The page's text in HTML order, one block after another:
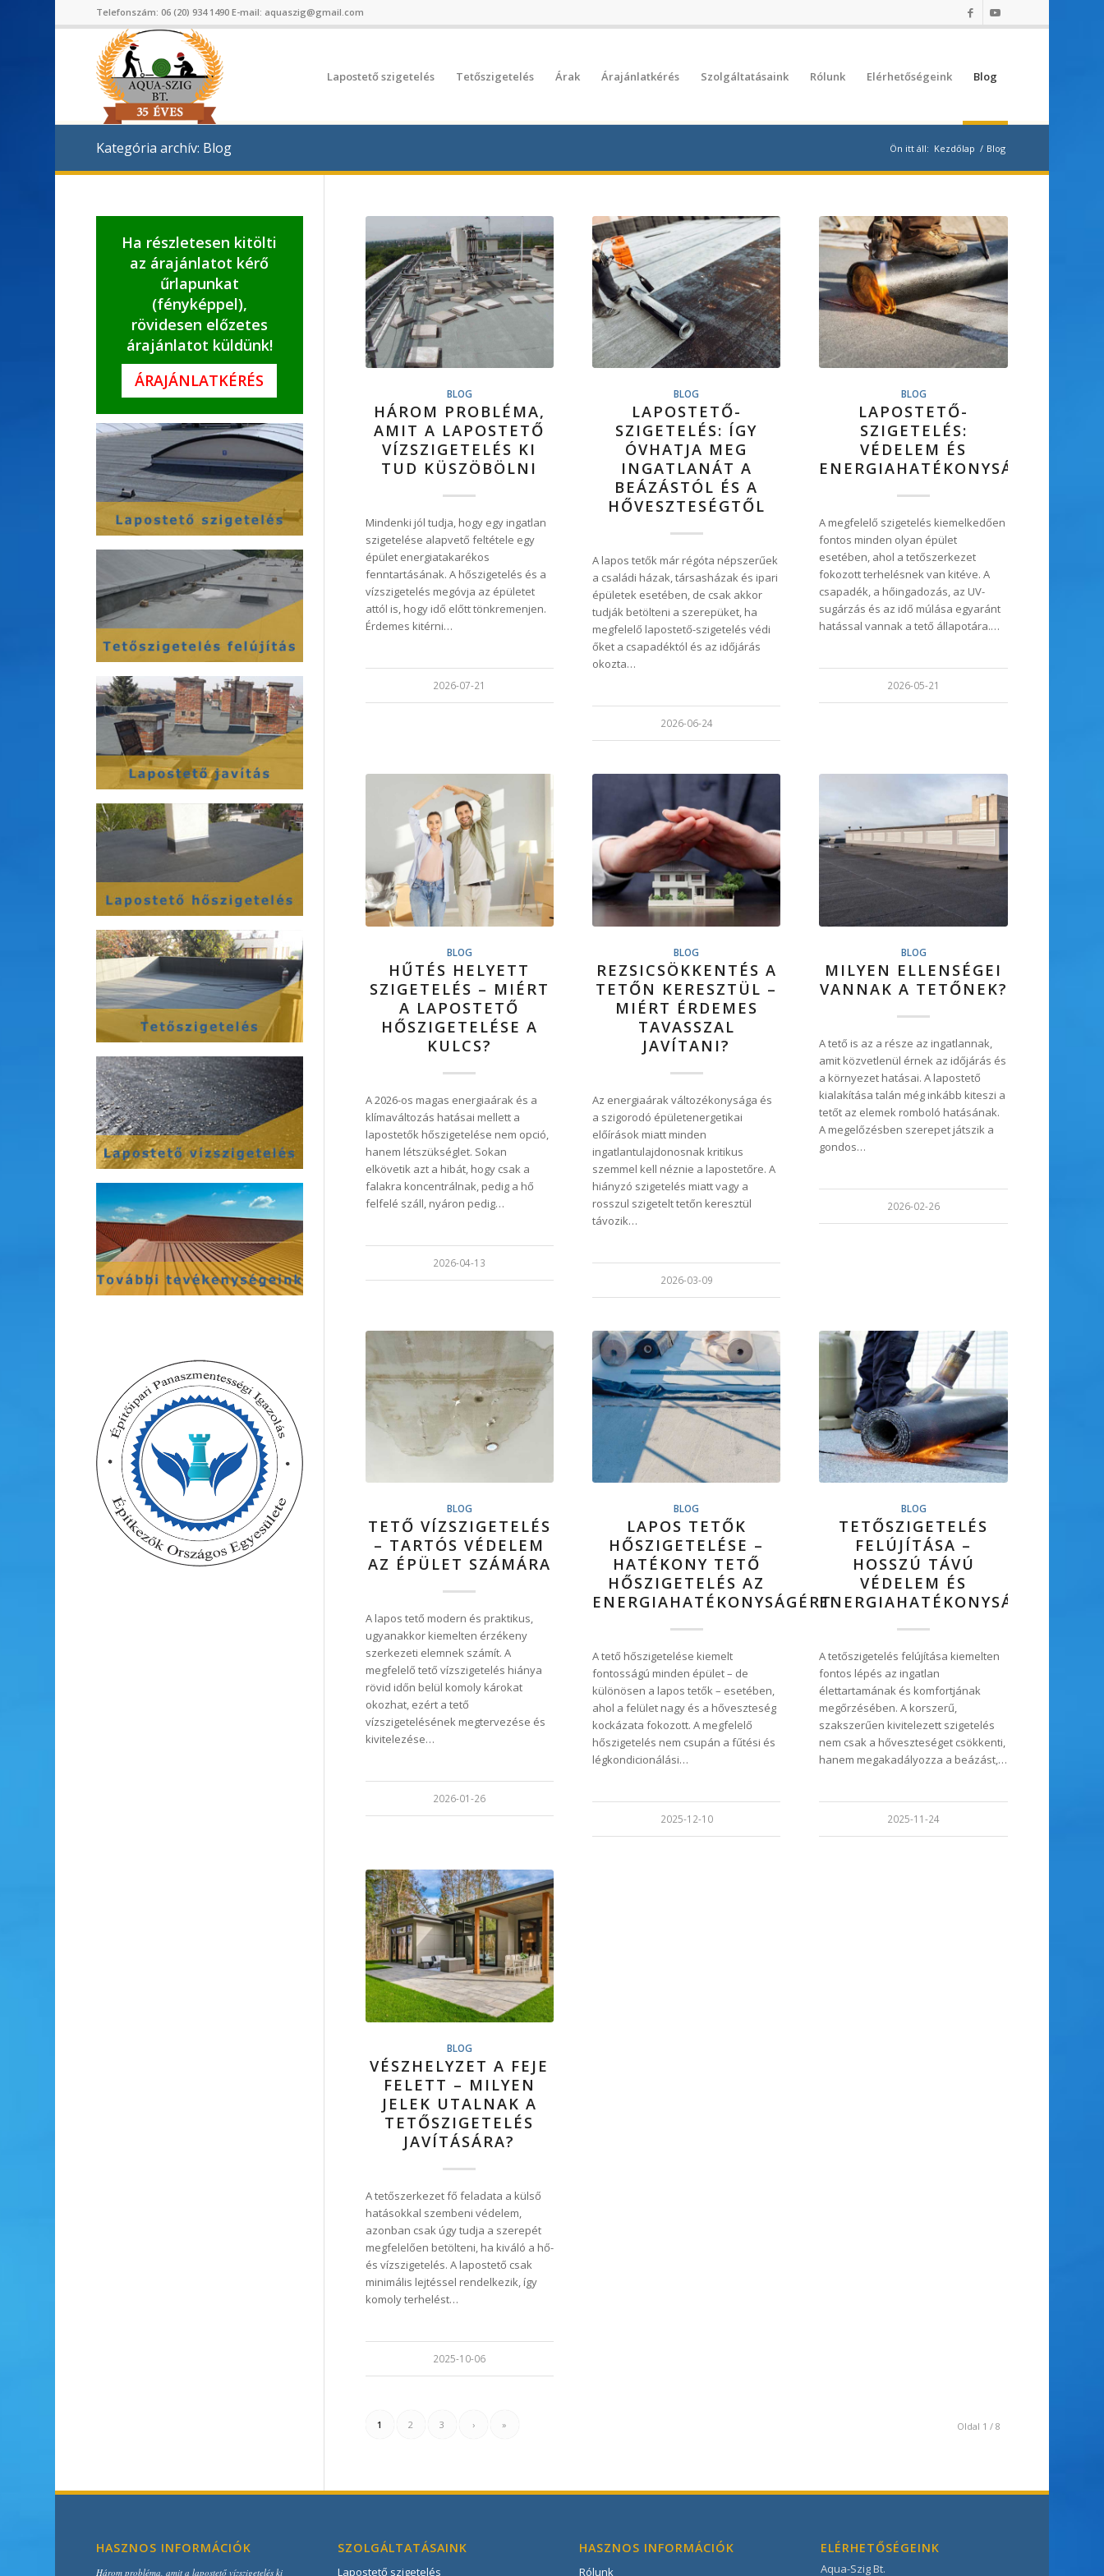
Telefonszám:06 (20) 934 1490 E-mail: aquaszig@gmail.com
Lapostető szigetelés Tetőszigetelés Árak Árajánlatkérés Szolgáltatásaink Rólunk Elérhetőségeink Blog
Kategória archív: Blog Ön itt áll: Kezdőlap / Blog
BLOG
HÁROM PROBLÉMA,
AMIT A LAPOSTETŐ
VÍZSZIGETELÉS KI
TUD KÜSZÖBÖLNI
Mindenki jól tudja, hogy egy ingatlan
szigetelése alapvető feltétele egy
épület energiatakarékos
fenntartásának. A hőszigetelés és a
vízszigetelés megóvja az épületet
attól is, hogy idő előtt tönkremenjen.
Érdemes kitérni…
2026-07-21
BLOG
LAPOSTETŐ-
SZIGETELÉS: ÍGY
ÓVHATJA MEG
INGATLANÁT A
BEÁZÁSTÓL ÉS A
HŐVESZTESÉGTŐL
A lapos tetők már régóta népszerűek
a családi házak, társasházak és ipari
épületek esetében, de csak akkor
tudják betölteni a szerepüket, ha
megfelelő lapostető-szigetelés védi
őket a csapadéktól és az időjárás
okozta…
2026-06-24
BLOG
LAPOSTETŐ-
SZIGETELÉS:
VÉDELEM ÉS
ENERGIAHATÉKONYSÁG
A megfelelő szigetelés kiemelkedően
fontos minden olyan épület
esetében, ahol a tetőszerkezet
fokozott terhelésnek van kitéve. A
csapadék, a hőingadozás, az UV-
sugárzás és az idő múlása egyaránt
hatással vannak a tető állapotára.…
2026-05-21
BLOG
HŰTÉS HELYETT
SZIGETELÉS – MIÉRT
A LAPOSTETŐ
HŐSZIGETELÉSE A
KULCS?
A 2026-os magas energiaárak és a
klímaváltozás hatásai mellett a
lapostetők hőszigetelése nem opció,
hanem létszükséglet. Sokan
elkövetik azt a hibát, hogy csak a
falakra koncentrálnak, pedig a hő
felfelé száll, nyáron pedig…
2026-04-13
BLOG
REZSICSÖKKENTÉS A
TETŐN KERESZTÜL –
MIÉRT ÉRDEMES
TAVASSZAL
JAVÍTANI?
Az energiaárak változékonysága és
a szigorodó épületenergetikai
előírások miatt minden
ingatlantulajdonosnak kritikus
szemmel kell néznie a lapostetőre. A
hiányzó szigetelés miatt vagy a
rosszul szigetelt tetőn keresztül
távozik…
2026-03-09
BLOG
MILYEN ELLENSÉGEI
VANNAK A TETŐNEK?
A tető is az a része az ingatlannak,
amit közvetlenül érnek az időjárás és
a környezet hatásai. A lapostető
kialakítása talán még inkább kiteszi a
tetőt az elemek romboló hatásának.
A megelőzésben szerepet játszik a
gondos…
2026-02-26
BLOG
TETŐ VÍZSZIGETELÉS
– TARTÓS VÉDELEM
AZ ÉPÜLET SZÁMÁRA
A lapos tető modern és praktikus,
ugyanakkor kiemelten érzékeny
szerkezeti elemnek számít. A
megfelelő tető vízszigetelés hiánya
rövid időn belül komoly károkat
okozhat, ezért a tető
vízszigetelésének megtervezése és
kivitelezése…
2026-01-26
BLOG
LAPOS TETŐK
HŐSZIGETELÉSE –
HATÉKONY TETŐ
HŐSZIGETELÉS AZ
ENERGIAHATÉKONYSÁGÉRT
A tető hőszigetelése kiemelt
fontosságú minden épület – de
különösen a lapos tetők – esetében,
ahol a felület nagy és a hőveszteség
kockázata fokozott. A megfelelő
hőszigetelés nem csupán a fűtési és
légkondicionálási…
2025-12-10
BLOG
TETŐSZIGETELÉS
FELÚJÍTÁSA –
HOSSZÚ TÁVÚ
VÉDELEM ÉS
ENERGIAHATÉKONYSÁG
A tetőszigetelés felújítása kiemelten
fontos lépés az ingatlan
élettartamának és komfortjának
megőrzésében. A korszerű,
szakszerűen kivitelezett szigetelés
nem csak a hőveszteséget csökkenti,
hanem megakadályozza a beázást,…
2025-11-24
BLOG
VÉSZHELYZET A FEJE
FELETT – MILYEN
JELEK UTALNAK A
TETŐSZIGETELÉS
JAVÍTÁSÁRA?
A tetőszerkezet fő feladata a külső
hatásokkal szembeni védelem,
azonban csak úgy tudja a szerepét
megfelelően betölteni, ha kiváló a hő-
és vízszigetelés. A lapostető csak
minimális lejtéssel rendelkezik, így
komoly terhelést…
2025-10-06
Oldal 1 / 8
1 2 3 › »
Ha részletesen kitölti
az árajánlatot kérő
űrlapunkat
(fényképpel),
rövidesen előzetes
árajánlatot küldünk!
ÁRAJÁNLATKÉRÉS
HASZNOS INFORMÁCIÓK
Három probléma, amit a lapostető vízszigetelés ki
SZOLGÁLTATÁSAINK
Lapostető szigetelés
HASZNOS INFORMÁCIÓK
Rólunk
ELÉRHETŐSÉGEINK
Aqua-Szig Bt.